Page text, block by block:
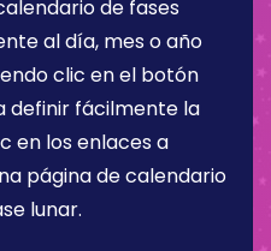
de fases
al día, mes o año
clic en el botón
definir fácilmente la
en los enlaces a
página de calendario
lunar.